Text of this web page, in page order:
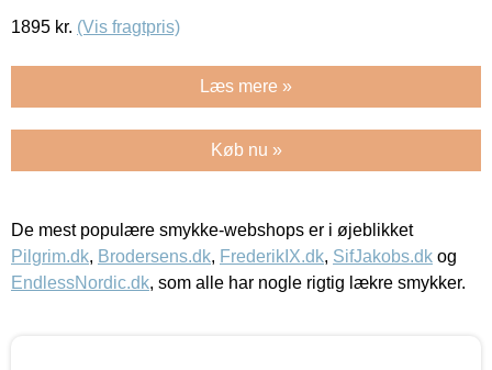
1895 kr. (Vis fragtpris)
Læs mere »
Køb nu »
De mest populære smykke-webshops er i øjeblikket
Pilgrim.dk, Brodersens.dk, FrederikIX.dk, SifJakobs.dk og
EndlessNordic.dk, som alle har nogle rigtig lækre smykker.